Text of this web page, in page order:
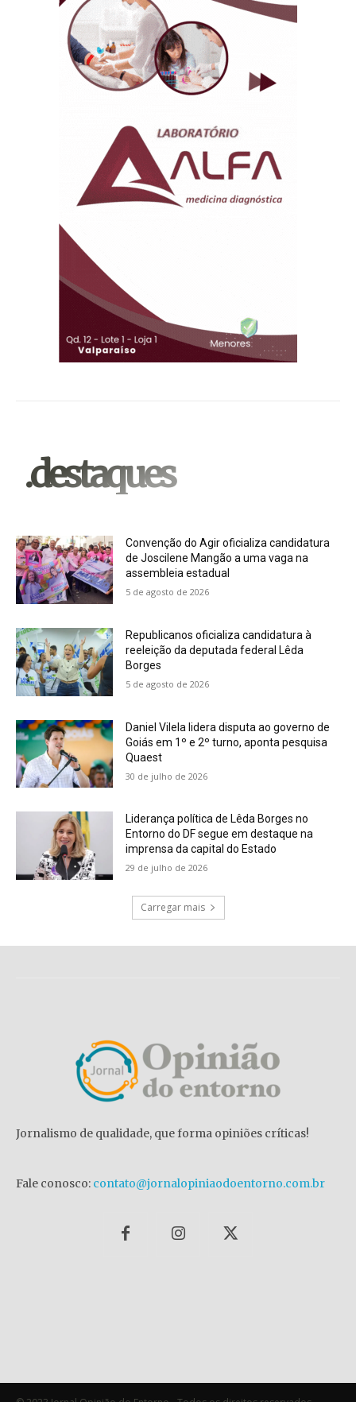
.destaques
Convenção do Agir oficializa candidatura
de Joscilene Mangão a uma vaga na
assembleia estadual
5 de agosto de 2026
Republicanos oficializa candidatura à
reeleição da deputada federal Lêda
Borges
5 de agosto de 2026
Daniel Vilela lidera disputa ao governo de
Goiás em 1º e 2º turno, aponta pesquisa
Quaest
30 de julho de 2026
Liderança política de Lêda Borges no
Entorno do DF segue em destaque na
imprensa da capital do Estado
29 de julho de 2026
Carregar mais
Jornalismo de qualidade, que forma opiniões críticas!
Fale conosco: contato@jornalopiniaodoentorno.com.br